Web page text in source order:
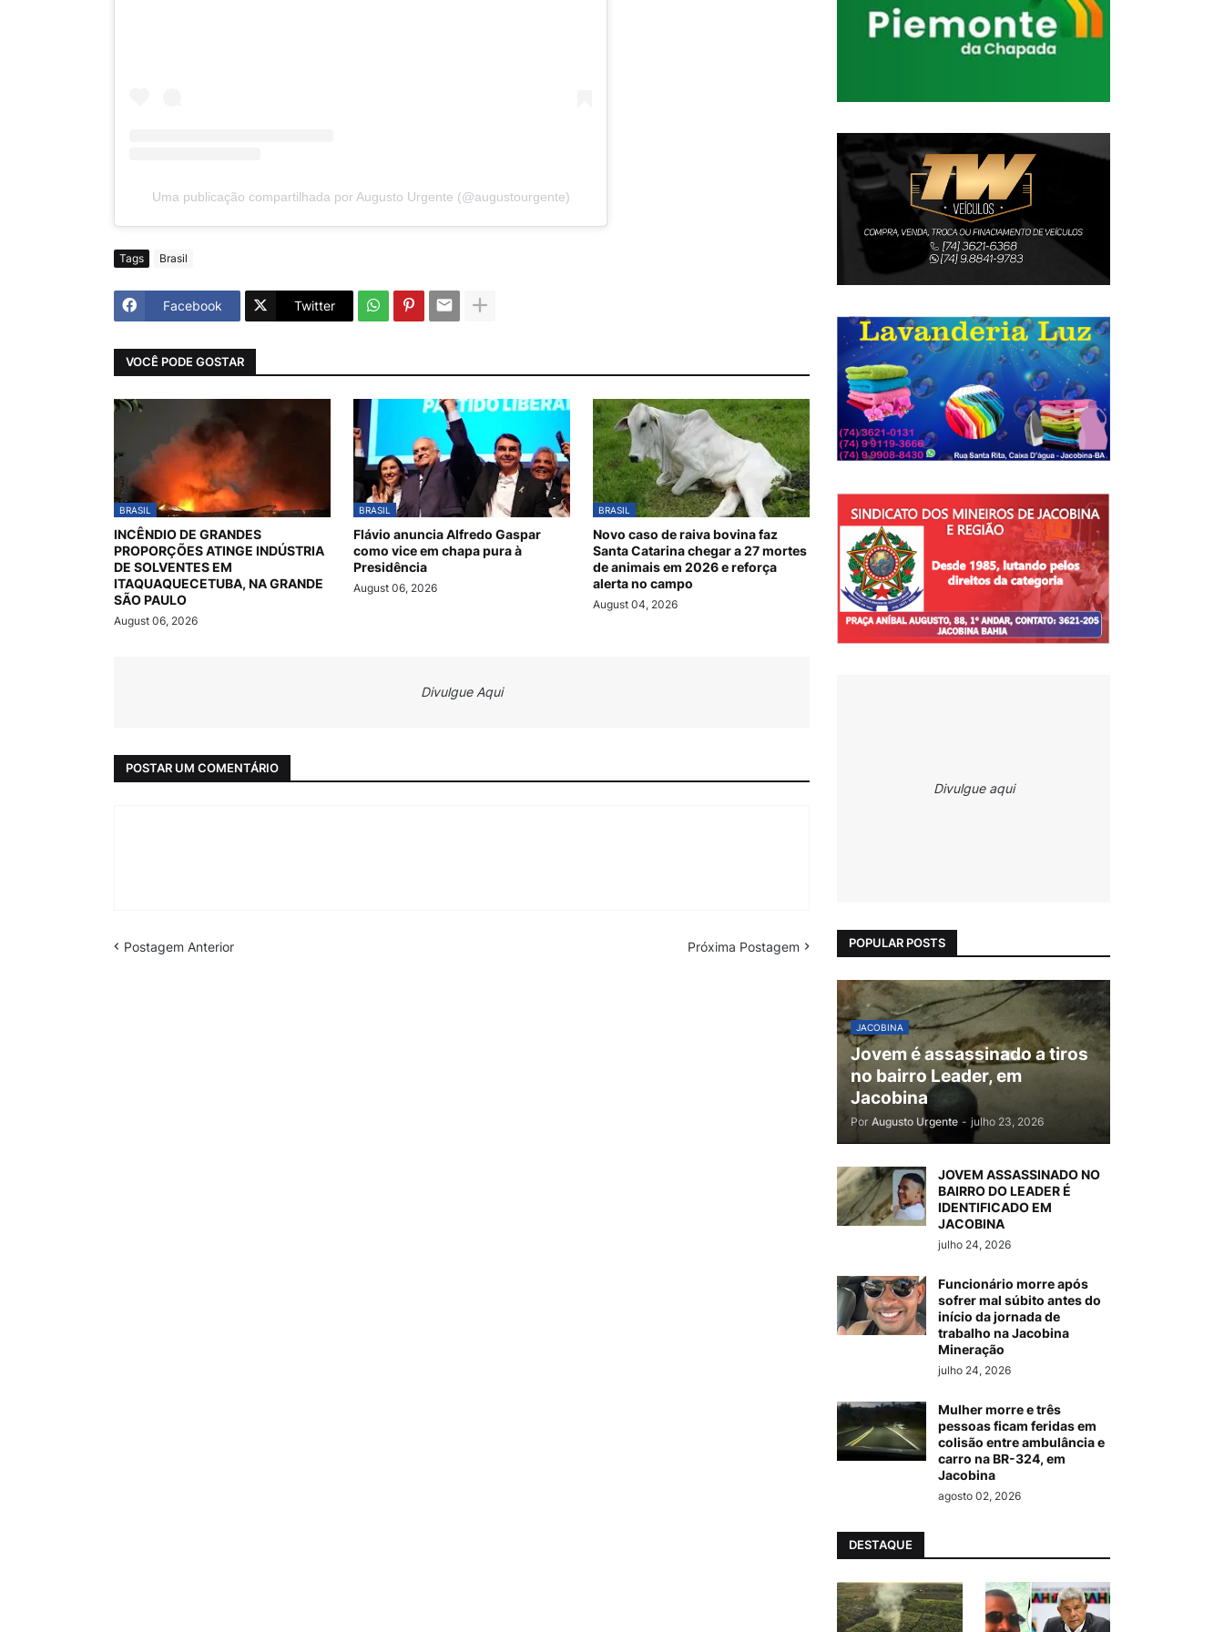
Uma publicação compartilhada por Augusto Urgente (@augustourgente)
Tags Brasil
Facebook Twitter
VOCÊ PODE GOSTAR
BRASIL
INCÊNDIO DE GRANDES
PROPORÇÕES ATINGE INDÚSTRIA
DE SOLVENTES EM
ITAQUAQUECETUBA, NA GRANDE
SÃO PAULO
August 06, 2026
BRASIL
Flávio anuncia Alfredo Gaspar
como vice em chapa pura à
Presidência
August 06, 2026
BRASIL
Novo caso de raiva bovina faz
Santa Catarina chegar a 27 mortes
de animais em 2026 e reforça
alerta no campo
August 04, 2026
Divulgue Aqui
POSTAR UM COMENTÁRIO
Postagem Anterior Próxima Postagem
Divulgue aqui
POPULAR POSTS
JACOBINA
Jovem é assassinado a tiros
no bairro Leader, em
Jacobina
Por Augusto Urgente - julho 23, 2026
JOVEM ASSASSINADO NO
BAIRRO DO LEADER É
IDENTIFICADO EM
JACOBINA
julho 24, 2026
Funcionário morre após
sofrer mal súbito antes do
início da jornada de
trabalho na Jacobina
Mineração
julho 24, 2026
Mulher morre e três
pessoas ficam feridas em
colisão entre ambulância e
carro na BR-324, em
Jacobina
agosto 02, 2026
DESTAQUE